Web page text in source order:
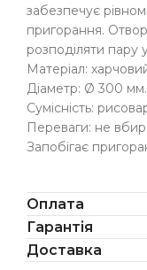
забезпечує
пригорання.
розподіляти пару
Матеріал:
Діаметр: Ø 300 мм.
Сумісність:
Переваги: не
Запобігає
Оплата
Гарантія
Доставка